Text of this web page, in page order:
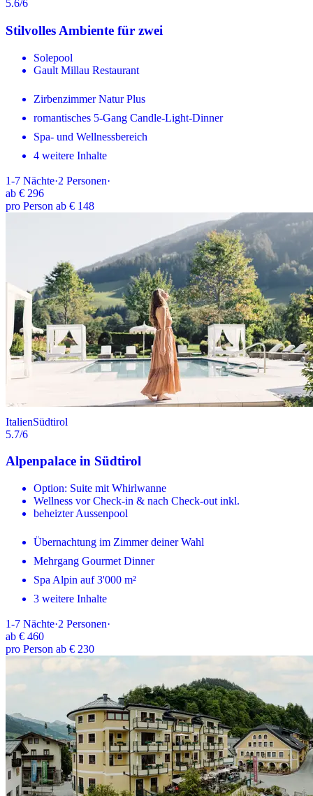
5.6/6
Stilvolles Ambiente für zwei
Solepool
Gault Millau Restaurant
Zirbenzimmer Natur Plus
romantisches 5-Gang Candle-Light-Dinner
Spa- und Wellnessbereich
4 weitere Inhalte
1-7 Nächte·2 Personen·
ab € 296
pro Person ab € 148
ItalienSüdtirol
5.7/6
Alpenpalace in Südtirol
Option: Suite mit Whirlwanne
Wellness vor Check-in & nach Check-out inkl.
beheizter Aussenpool
Übernachtung im Zimmer deiner Wahl
Mehrgang Gourmet Dinner
Spa Alpin auf 3'000 m²
3 weitere Inhalte
1-7 Nächte·2 Personen·
ab € 460
pro Person ab € 230